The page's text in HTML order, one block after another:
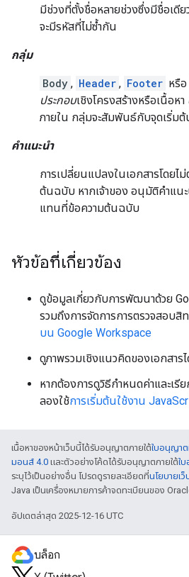
มีช่วงที่ตั้งชื่อหลายช่วงซึ่งมีชื่อเดี
จะมีรหัสที่ไม่ซ้ำกัน
กลุ่ม
Body , Header , Footer หรือ
ประกอบเชิงโครงสร้างหรือเนื้อหา
ภายใน กลุ่มจะสัมพันธ์กับจุดเริ่ม
คำแนะนำ
การเปลี่ยนแปลงในเอกสารโดย
ต้นฉบับ หากเจ้าของ อนุมัติคำแน
แทนที่ข้อความต้นฉบับ
หัวข้อที่เกี่ยวข้อง
ดูข้อมูลเกี่ยวกับการพัฒนาด้วย
รวมถึงการจัดการการตรวจสอบสิ
บน Google Workspace
ดูภาพรวมเชิงแนวคิดของเอกสาร
หากต้องการดูวิธีกำหนดค่าและเรี
ลองใช้การเริ่มต้นใช้งาน
เนื้อหาของหน้าเว็บนี้ได้รับอนุญาตภายใต้ใบอนุญา
มอนส์ 4.0 และตัวอย่างโค้ดได้รับอนุญาตภายใต้ใ
ระบุไว้เป็นอย่างอื่น โปรดดูรายละเอียดที่นโยบายเ
Java เป็นเครื่องหมายการค้าจดทะเบียนของ
อัปเดตล่าสุด 2025-12-16 UTC
บล็อก